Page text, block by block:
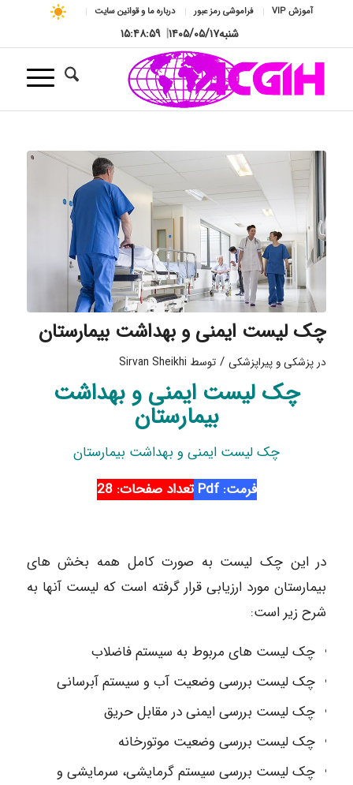
آموزش VIP فراموشی رمز عبور درباره ما و قوانین سایت
شنبه۱۴۰۵/۰۵/۱۷| ۱۵:۴۹:۰۰
چک لیست ایمنی و بهداشت بیمارستان
در پزشکی و پیراپزشکی / توسط Sirvan Sheikhi
چک لیست ایمنی و بهداشت
بیمارستان
چک لیست ایمنی و بهداشت بیمارستان
فرمت: Pdf
تعداد صفحات: 28
در این چک لیست به صورت کامل همه بخش های
بیمارستان مورد ارزیابی قرار گرفته است که لیست آنها به
شرح زیر است:
چک لیست های مربوط به سیستم فاضلاب
چک لیست بررسی وضعیت آب و سیستم آبرسانی
چک لیست بررسی ایمنی در مقابل حریق
چک لیست بررسی وضعیت موتورخانه
چک لیست بررسی سیستم گرمایشی، سرمایشی و